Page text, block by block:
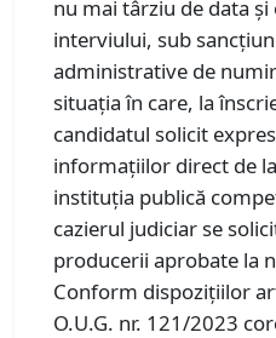
nu mai târziu de data
interviului, sub
administrative de
situația în care, la
candidatul solicit
informațiilor direct de
instituția publică
cazierul judiciar se
producerii aprobate la
Conform dispozițiilor
O.U.G. nr. 121/2023